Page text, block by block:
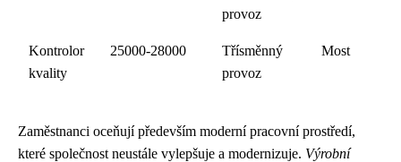
provoz
Kontrolor
kvality
25000-28000
Třísměnný
provoz
Most
Zaměstnanci oceňují především moderní pracovní prostředí,
které společnost neustále vylepšuje a modernizuje. Výrobní